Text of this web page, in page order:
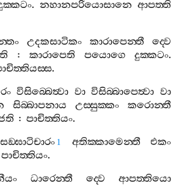
. නහානපරියොසානෙ ආපත‍්ති
උදකසාටිකං කාරාපෙන‍්තී
ද‍්වෙ
:කාරාපෙති පයොගෙ දුක‍්කටං.
.
විසිබ‍්බෙත්‍වා වා විසිබ‍්බාපෙත්‍වා වා
සිබ‍්බාපනාය උස‍්සුක‍්කං
කරොන‍්තී
: පාචිත‍්තියං.
සඞ‍්ඝාටිචාරං 1 අතික‍්කාමෙන‍්තී
එකං
පාචිත‍්තියං.
ධාරෙන‍්තී ද‍්වෙ
ආපත‍්තියො